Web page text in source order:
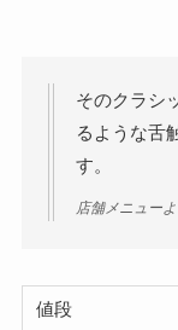
そのクラシ
るような舌
す。
店舗メニュー
値段